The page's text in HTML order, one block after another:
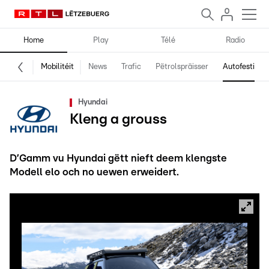
Home Play Télé Radio
Mobilitéit News Trafic Pëtrolspräisser Autofestival
Hyundai
Kleng a grouss
D’Gamm vu Hyundai gëtt nieft deem klengste
Modell elo och no uewen erweidert.